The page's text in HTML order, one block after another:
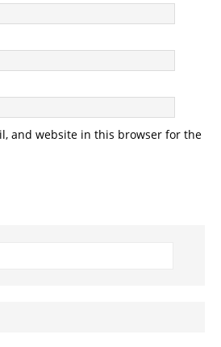
and website in this browser for the